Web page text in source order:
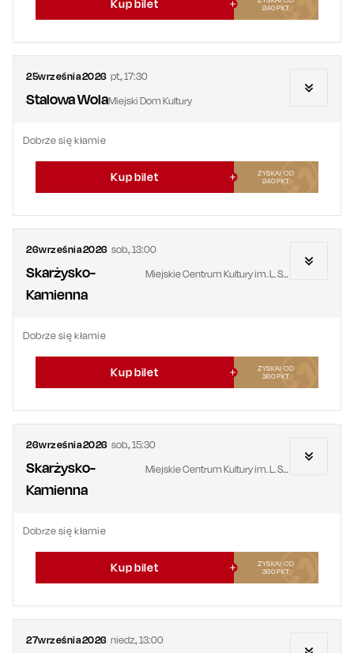
Kup bilet
240PKT
25września2026 pt.,17:30
Stalowa WolaMiejski Dom Kultury
Dobrze się kłamie
Kup bilet
ZYSKAJ OD
240PKT
26września2026 sob.,13:00
Skarżysko-
Kamienna
Miejskie Centrum Kultury im. L. Staffa
Dobrze się kłamie
Kup bilet
ZYSKAJ OD
360PKT
26września2026 sob.,15:30
Skarżysko-
Kamienna
Miejskie Centrum Kultury im. L. Staffa
Dobrze się kłamie
Kup bilet
ZYSKAJ OD
360PKT
27września2026 niedz.,13:00